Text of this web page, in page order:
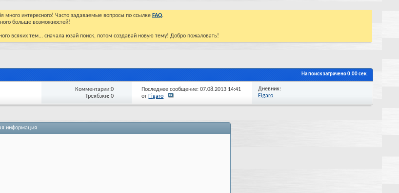
интересного! Часто задаваемые вопросы по ссылке FAQ.
больше возможностей!
всяких тем... сначала юзай поиск, потом создавай новую тему! Добро пожаловать!
На поиск затрачено0.00сек.
Комментарии:0
Трекбэки: 0
Последнее сообщение: 07.08.2013 14:41
отFigaro
Дневник:
Figaro
информация